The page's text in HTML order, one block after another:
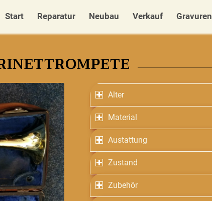
Start Reparatur Neubau Verkauf Gravuren
Alter
Material
Austattung
Zustand
Zubehör